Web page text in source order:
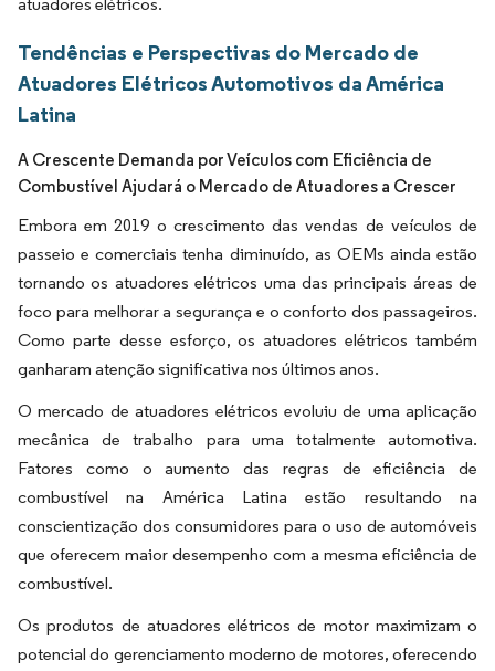
Tendências e Perspectivas do Mercado de
Atuadores Elétricos Automotivos da América
Latina
A Crescente Demanda por Veículos com Eficiência de
Combustível Ajudará o Mercado de Atuadores a Crescer
Embora em 2019 o crescimento das vendas de veículos de
passeio e comerciais tenha diminuído, as OEMs ainda estão
tornando os atuadores elétricos uma das principais áreas de
foco para melhorar a segurança e o conforto dos passageiros.
Como parte desse esforço, os atuadores elétricos também
ganharam atenção significativa nos últimos anos.
O mercado de atuadores elétricos evoluiu de uma aplicação
mecânica de trabalho para uma totalmente automotiva.
Fatores como o aumento das regras de eficiência de
combustível na América Latina estão resultando na
conscientização dos consumidores para o uso de automóveis
que oferecem maior desempenho com a mesma eficiência de
combustível.
Os produtos de atuadores elétricos de motor maximizam o
potencial do gerenciamento moderno de motores, oferecendo